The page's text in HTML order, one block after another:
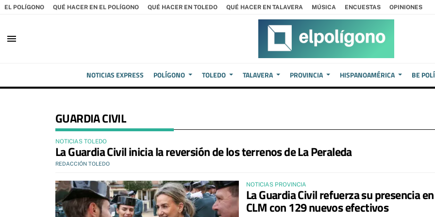
EL POLÍGONO QUÉ HACER EN EL POLÍGONO QUÉ HACER EN TOLEDO QUÉ HACER EN TALAVERA MÚSICA ENCUESTAS OPINIONES
menu
NOTICIAS EXPRESS POLÍGONO TOLEDO TALAVERA PROVINCIA HISPANOAMÉRICA BE
GUARDIA CIVIL
NOTICIAS TOLEDO
La Guardia Civil inicia la reversión de los terrenos de La Peraleda
REDACCIÓN TOLEDO
NOTICIAS PROVINCIA
La Guardia Civil refuerza su presencia en
CLM con 129 nuevos efectivos